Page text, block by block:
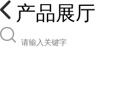
产品展厅